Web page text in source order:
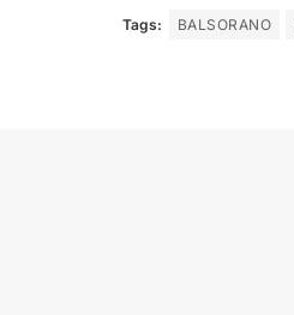
Tags: BALSORANO